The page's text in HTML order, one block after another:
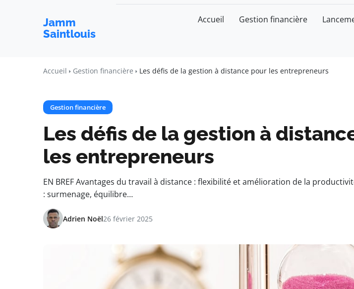
Jamm
Saintlouis
Accueil Gestion financière
Accueil Gestion financière Les défis de la gestion à distance pour les entrepreneurs
Gestion financière
Les défis de la gestion à
les entrepreneurs
EN BREF Avantages du travail à distance : flexibilité et amélioration de la
: surmenage, équilibre…
Adrien Noël26 février 2025